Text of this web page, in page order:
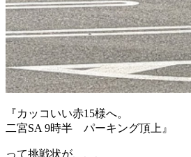
『カッコいい赤15様へ。
二宮SA 9時半 パーキング頂上』
って挑戦状が、、、